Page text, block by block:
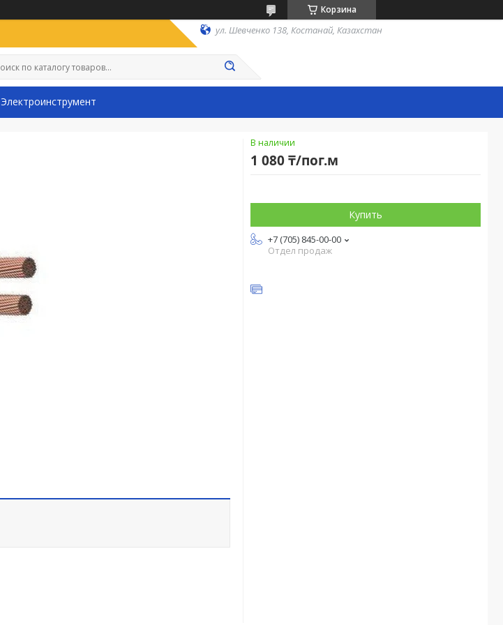
Корзина
ул. Шевченко 138, Костанай, Казахстан
Электроинструмент
В наличии
1 080 ₸/пог.м
Купить
+7 (705) 845-00-00
Отдел продаж